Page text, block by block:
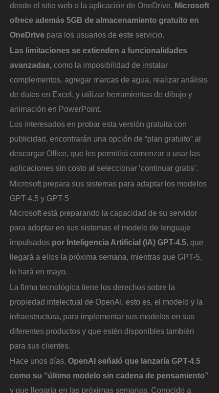
desde el sitio web o la aplicación de OneDrive. Microsoft
ofrece además 5GB de almacenamiento gratuito en
OneDrive para los usuarios de este servicio.
Las limitaciones se extienden a funcionalidades
avanzadas, como la imposibilidad de instalar
complementos, agregar marcas de agua, realizar análisis
de datos en Excel, y utilizar herramientas de dibujo y
animación en PowerPoint.
Los interesados en probar esta versión gratuita con
publicidad, encontrarán una opción de “plan gratuito” al
descargar Office, que les permitirá comenzar a usar las
aplicaciones sin costo al seleccionar ‘continuar gratis’.
Microsoft prepara sus sistemas para adaptar los modelos
GPT-4.5 y GPT-5
Microsoft está preparando la capacidad de su servidor
para adoptar en sus sistemas el modelo de lenguaje
impulsados por Inteligencia Artificial (IA) GPT-4.5, que
llegará a ellos la próxima semana, mientras que GPT-5,
lo hará en mayo.
La firma tecnológica tiene los derechos sobre la
propiedad intelectual de OpenAI, esto es, el modelo y la
infraestructura, para implementar sus modelos en sus
diferentes productos y que estén disponibles también
para sus clientes.
Hace unos días, OpenAI señaló que lanzaría GPT-4.5
como su “último modelo sin cadena de pensamiento”
y que llegaría en las próximas semanas. Conocido a